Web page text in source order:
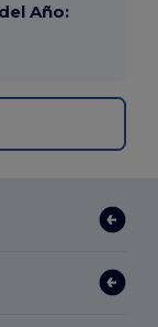
Año: